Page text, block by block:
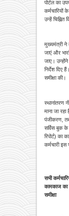
पोर्टल का
कर्मचारियों
उन्हें चिह्नित
मुख्यमंत्री ने
जाएं और
जाए।
निर्देश दिए
समीक्षा की।
स्थानांतरण
माना जा
पंजीकरण,
सर्विस बुक
रिपोर्ट)
कर्मचारी इस
सभी
कामकाज का
समीक्षा